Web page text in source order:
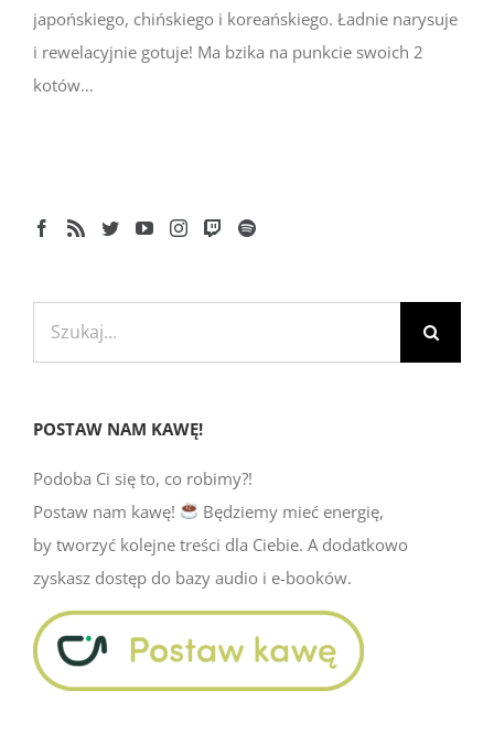
japońskiego, chińskiego i koreańskiego. Ładnie narysuje
i rewelacyjnie gotuje! Ma bzika na punkcie swoich 2
kotów…
POSTAW NAM KAWĘ!
Podoba Ci się to, co robimy?!
Postaw nam kawę!
Będziemy mieć energię,
by tworzyć kolejne treści dla Ciebie. A dodatkowo
zyskasz dostęp do bazy audio i e-booków.